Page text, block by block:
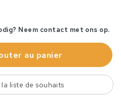
Neem contact met ons op.
au panier
liste de souhaits